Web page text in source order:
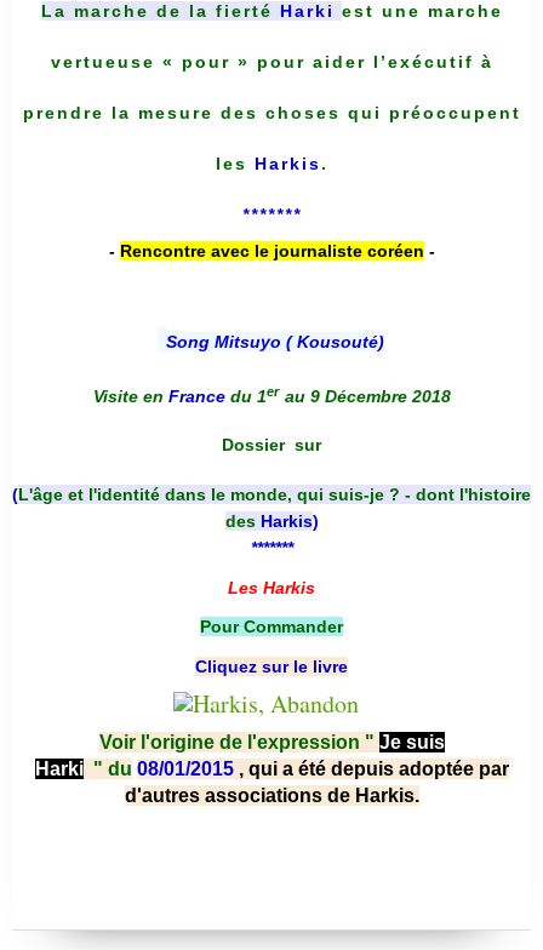
La marche de la fierté Harki est une marche
vertueuse « pour » pour aider l’exécutif à
prendre la mesure des choses qui préoccupent
les Harkis.
*******
- Rencontre avec le journaliste coréen -
Song Mitsuyo ( Kousouté)
Visite en France du 1er au 9 Décembre 2018
Dossier sur
(L'âge et l'identité dans le monde, qui suis-je ? - dont l'histoire
des Harkis)
*******
Les Harkis
Pour Commander
Cliquez sur le livre
Voir l'origine de l'expression " Je suis
Harki " du 08/01/2015 , qui a été depuis adoptée par
d'autres associations de Harkis.